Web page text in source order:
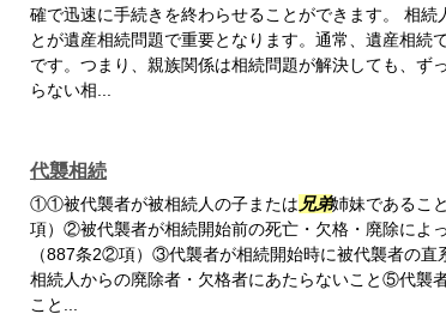
確で迅速に手続きを終わらせることができます。 相続
とが遺産相続問題で重要となります。通常、遺産相続
です。つまり、親族関係は相続問題が解決しても、ず
らない相...
代襲相続
①①被代襲者が被相続人の子または 兄弟姉妹であるこ
項）②被代襲者が相続開始前の死亡・欠格・廃除によ
（887条2②項）③代襲者が相続開始時に被代襲者の
相続人からの廃除者・欠格者にあたらないこと⑤代襲
こと...